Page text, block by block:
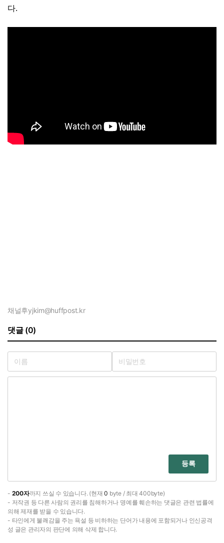
다.
채널후yjkim@huffpost.kr
댓글 (0)
등록
- 200자까지 쓰실 수 있습니다. (현재0 byte / 최대 400byte)
- 저작권 등 다른 사람의 권리를 침해하거나 명예를 훼손하는 댓글은 관련 법률에
의해 제재를 받을 수 있습니다.
- 타인에게 불쾌감을 주는 욕설 등 비하하는 단어가 내용에 포함되거나 인신공격
성 글은 관리자의 판단에 의해 삭제 합니다.